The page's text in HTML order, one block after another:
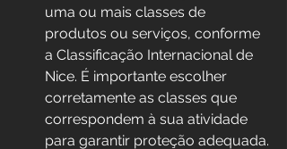
uma ou mais classes de
produtos ou serviços, conforme
a Classificação Internacional de
Nice. É importante escolher
corretamente as classes que
correspondem à sua atividade
para garantir proteção adequada.